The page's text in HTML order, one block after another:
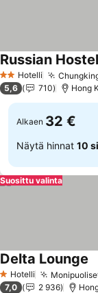
2 Tähtiluokitus
Hotelli
Russian Hostel
5,6 710 Hong
Alkaen 32 €
Näytä hinnat 10
Suosittu valinta
1 Tähtiluokitus
Hotelli
Delta Lounge
7,0 2 936